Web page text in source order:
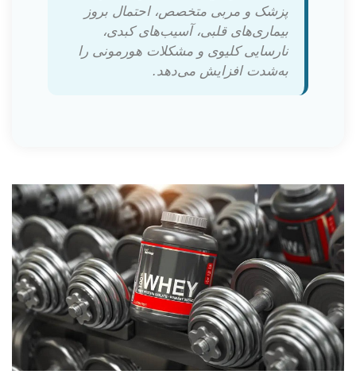
پزشک و مربی متخصص، احتمال بروز
بیماری‌های قلبی، آسیب‌های کبدی،
نارسایی کلیوی و مشکلات هورمونی را
به‌شدت افزایش می‌دهد.